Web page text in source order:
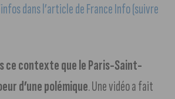
dans l’article de France Info (suivre
ce contexte que le Paris-Saint-
d’une polémique. Une vidéo a fait